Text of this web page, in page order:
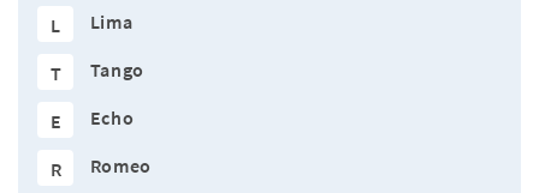
L Lima
T Tango
E Echo
R Romeo